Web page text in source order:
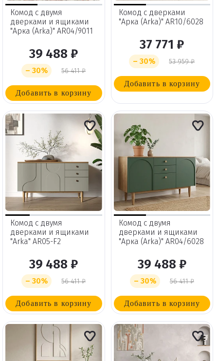
Комод с двумя
дверками и ящиками
"Арка (Arka)" AR04/9011
39 488 ₽
– 30% 56 411 ₽
Добавить в корзину
Комод с дверками
"Арка (Arka)" AR10/6028
37 771 ₽
– 30% 53 959 ₽
Добавить в корзину
Комод с двумя
дверками и ящиками
"Arka" AR05-F2
39 488 ₽
– 30% 56 411 ₽
Добавить в корзину
Комод с двумя
дверками и ящиками
"Арка (Arka)" AR04/6028
39 488 ₽
– 30% 56 411 ₽
Добавить в корзину